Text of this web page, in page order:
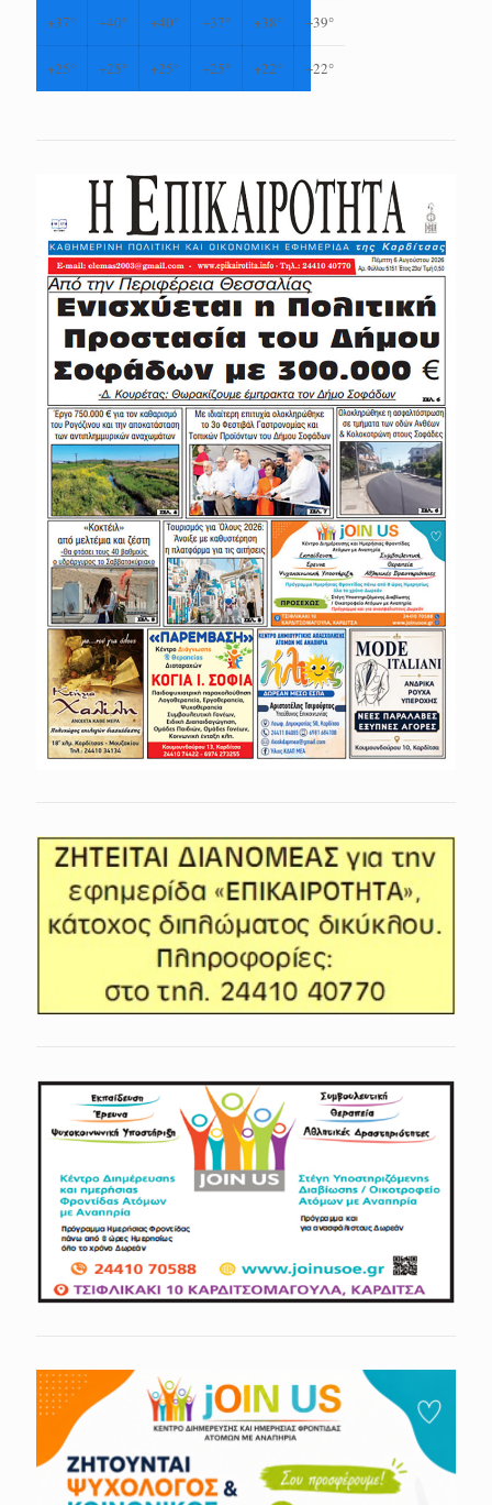
+37° +40° +40° +37° +38° +39°
+25° +25° +25° +25° +22° +22°